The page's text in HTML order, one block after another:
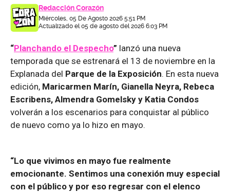
Redacción Corazón
Miércoles, 05 De Agosto 2026 5:51 PM
Actualizado el 05 de agosto del 2026 6:03 PM
“Planchando el Despecho” lanzó una nueva
temporada que se estrenará el 13 de noviembre en la
Explanada del Parque de la Exposición. En esta nueva
edición, Maricarmen Marín, Gianella Neyra, Rebeca
Escribens, Almendra Gomelsky y Katia Condos
volverán a los escenarios para conquistar al público
de nuevo como ya lo hizo en mayo.
“Lo que vivimos en mayo fue realmente
emocionante. Sentimos una conexión muy especial
con el público y por eso regresar con el elenco